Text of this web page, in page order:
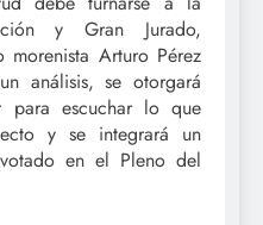
y Gran Jurado,
Arturo Pérez
análisis, se otorgará
para escuchar lo que
y se integrará un
en el Pleno del